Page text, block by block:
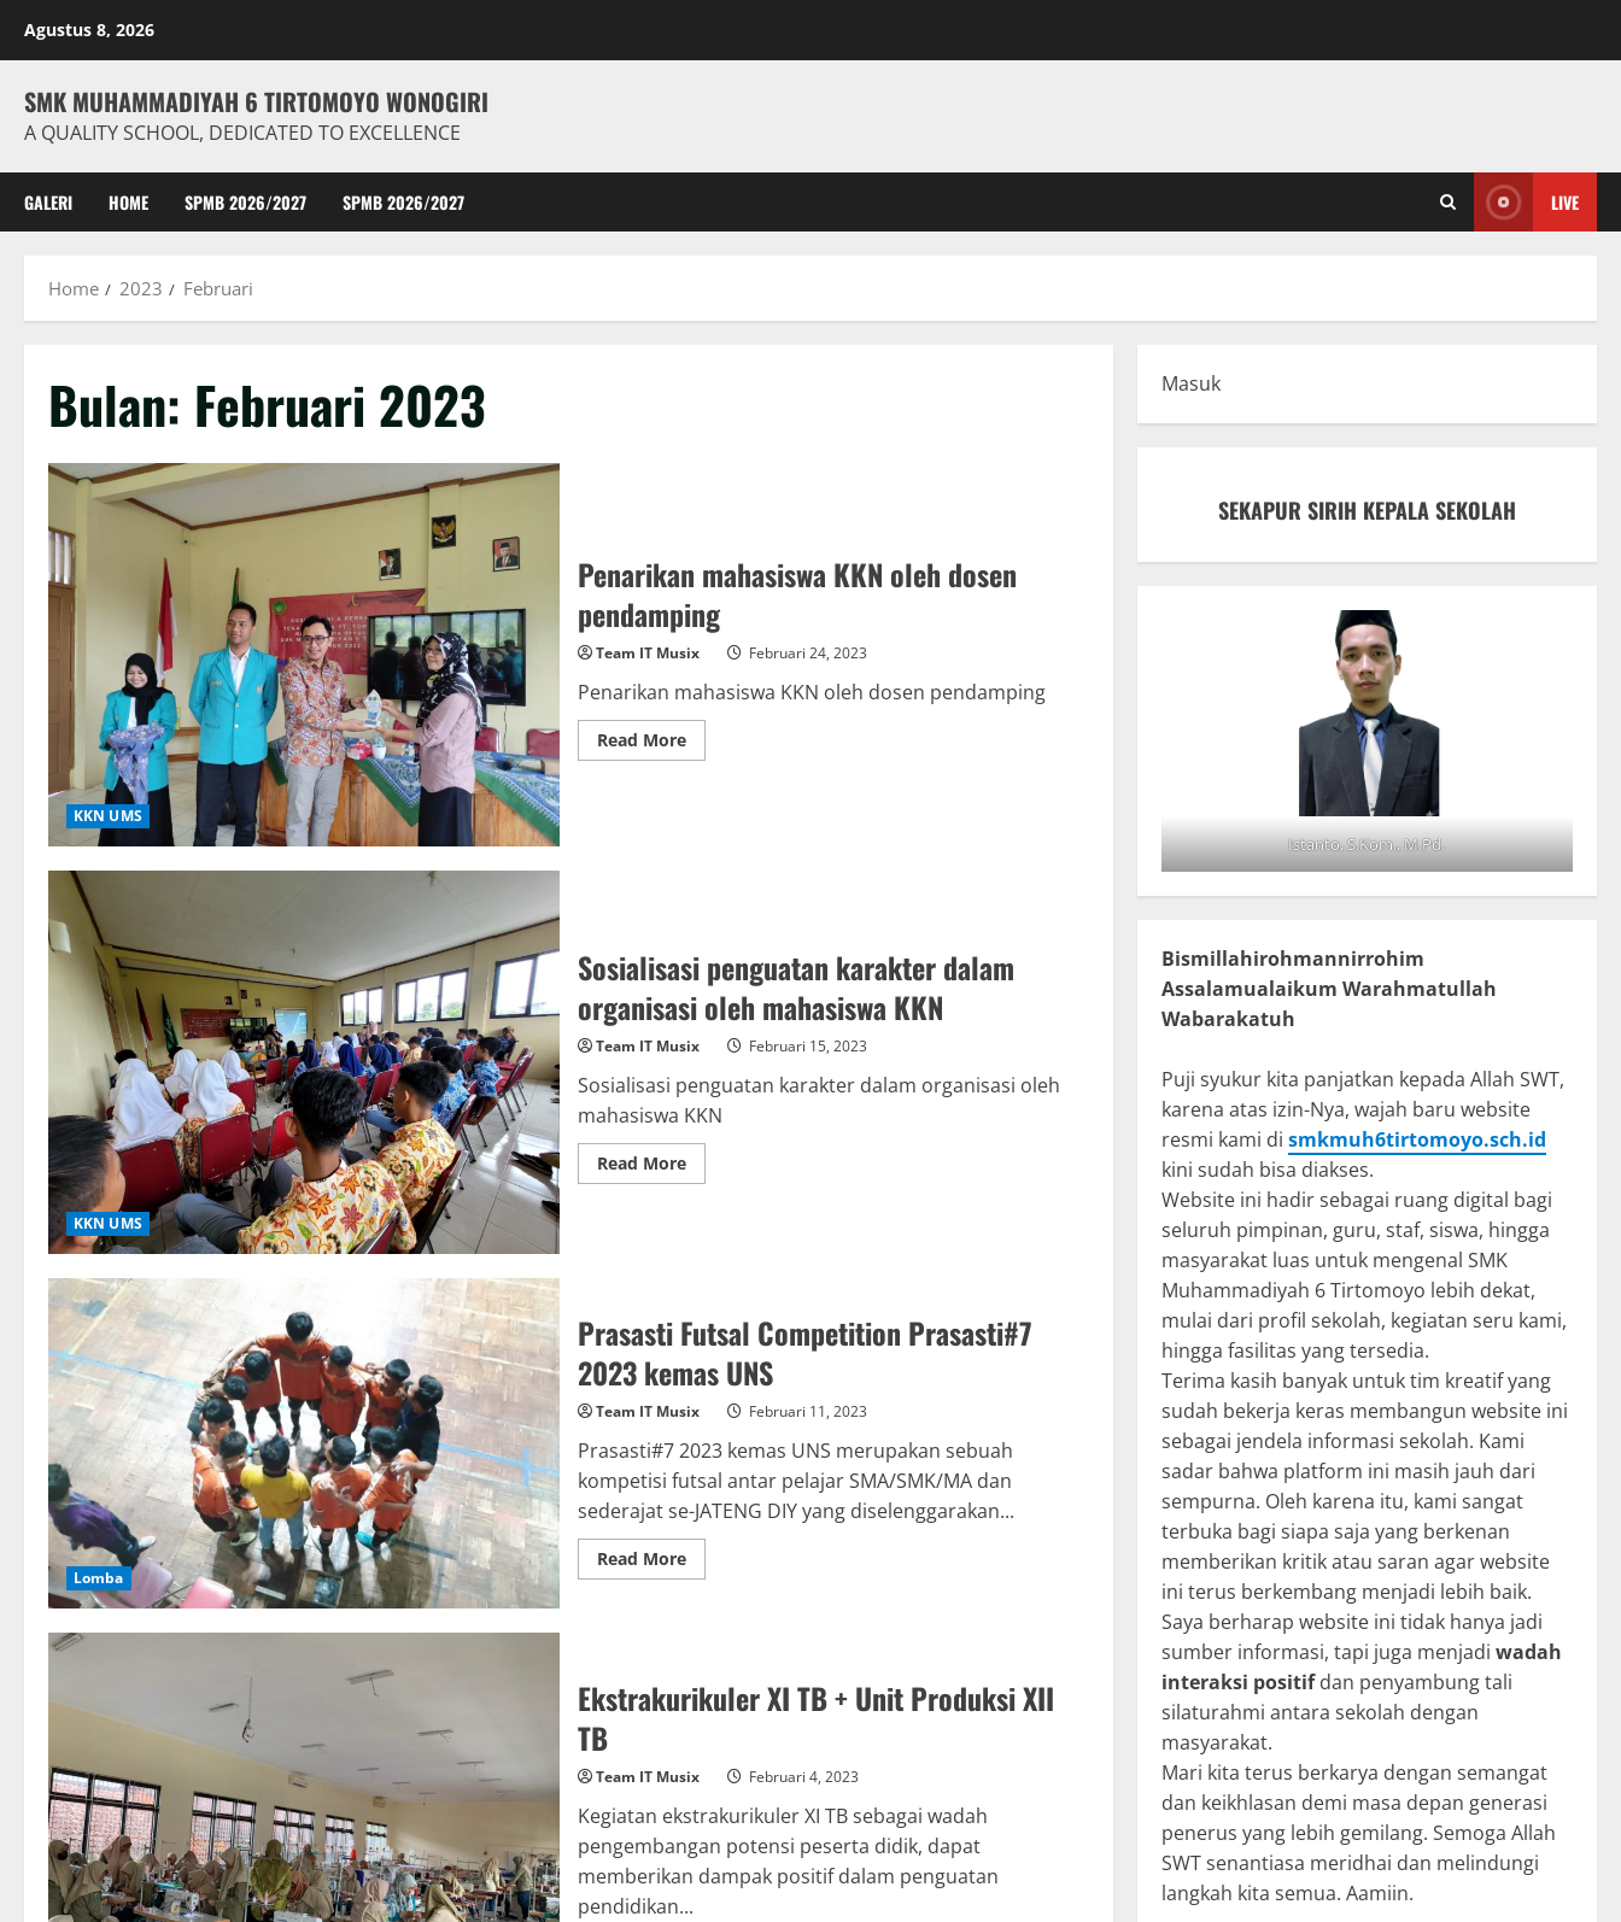
Agustus 8, 2026
SMK MUHAMMADIYAH 6 TIRTOMOYO WONOGIRI
A QUALITY SCHOOL, DEDICATED TO EXCELLENCE
GALERI HOME SPMB 2026/2027 SPMB 2026/2027 LIVE
Home 2023 Februari
Bulan: Februari 2023
KKN UMS
Penarikan mahasiswa KKN oleh dosen
pendamping
Team IT Musix Februari 24, 2023
Penarikan mahasiswa KKN oleh dosen pendamping
Read MoreRead
more
KKN UMS
Sosialisasi penguatan karakter dalam
organisasi oleh mahasiswa KKN
Team IT Musix Februari 15, 2023
Sosialisasi penguatan karakter dalam organisasi oleh
mahasiswa KKN
Read MoreRead
more
KKN
Lomba
Prasasti Futsal Competition Prasasti#7
2023 kemas UNS
Team IT Musix Februari 11, 2023
Prasasti#7 2023 kemas UNS merupakan sebuah
kompetisi futsal antar pelajar SMA/SMK/MA dan
sederajat se-JATENG DIY yang diselenggarakan...
Read MoreRead
more
kemas
UNS
Ekstrakurikuler XI TB + Unit Produksi XII
TB
Team IT Musix Februari 4, 2023
Kegiatan ekstrakurikuler XI TB sebagai wadah
pengembangan potensi peserta didik, dapat
memberikan dampak positif dalam penguatan
pendidikan...
Masuk
SEKAPUR SIRIH KEPALA SEKOLAH
Istanto, S.Kom., M.Pd.
Bismillahirohmannirrohim
Assalamualaikum Warahmatullah
Wabarakatuh
Puji syukur kita panjatkan kepada Allah SWT,
karena atas izin-Nya, wajah baru website
resmi kami di smkmuh6tirtomoyo.sch.id
kini sudah bisa diakses.
Website ini hadir sebagai ruang digital bagi
seluruh pimpinan, guru, staf, siswa, hingga
masyarakat luas untuk mengenal SMK
Muhammadiyah 6 Tirtomoyo lebih dekat,
mulai dari profil sekolah, kegiatan seru kami,
hingga fasilitas yang tersedia.
Terima kasih banyak untuk tim kreatif yang
sudah bekerja keras membangun website ini
sebagai jendela informasi sekolah. Kami
sadar bahwa platform ini masih jauh dari
sempurna. Oleh karena itu, kami sangat
terbuka bagi siapa saja yang berkenan
memberikan kritik atau saran agar website
ini terus berkembang menjadi lebih baik.
Saya berharap website ini tidak hanya jadi
sumber informasi, tapi juga menjadi wadah
interaksi positifdan penyambung tali
silaturahmi antara sekolah dengan
masyarakat.
Mari kita terus berkarya dengan semangat
dan keikhlasan demi masa depan generasi
penerus yang lebih gemilang. Semoga Allah
SWT senantiasa meridhai dan melindungi
langkah kita semua. Aamiin.